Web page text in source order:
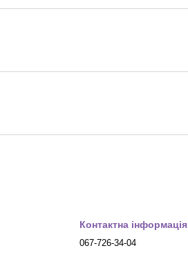
Контактна інформація
067-726-34-04